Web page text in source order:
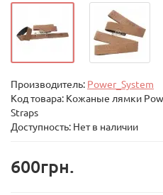
Производитель: Power_System
Код товара: Кожаные лямки
Straps
Доступность: Нет в наличии
600грн.